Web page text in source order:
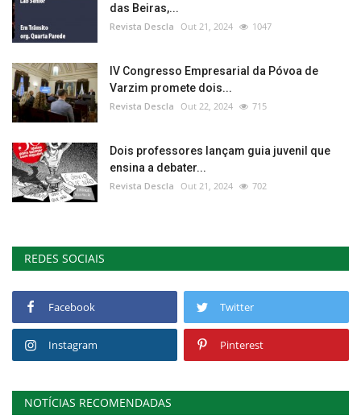
das Beiras,...
Revista Descla Out 21, 2024 1047
IV Congresso Empresarial da Póvoa de
Varzim promete dois...
Revista Descla Out 22, 2024 715
Dois professores lançam guia juvenil que
ensina a debater...
Revista Descla Out 21, 2024 702
REDES SOCIAIS
Facebook Twitter
Instagram Pinterest
NOTÍCIAS RECOMENDADAS